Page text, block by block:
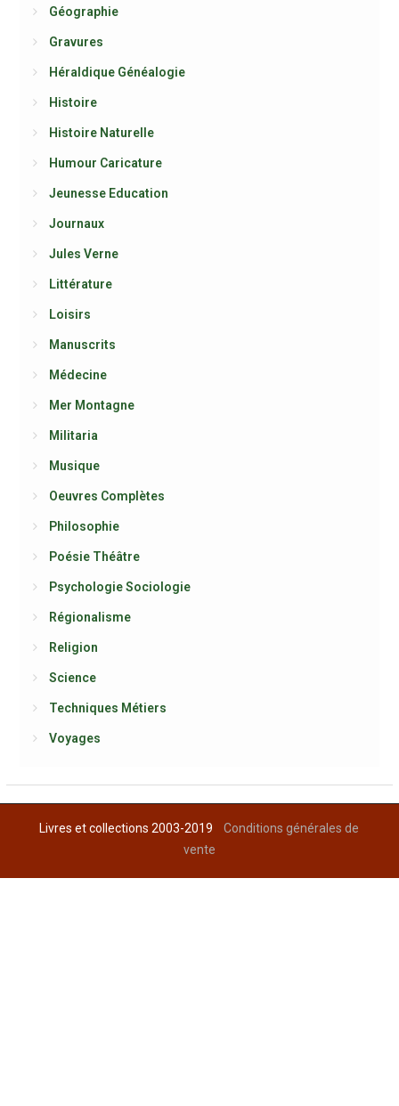
Géographie
Gravures
Héraldique Généalogie
Histoire
Histoire Naturelle
Humour Caricature
Jeunesse Education
Journaux
Jules Verne
Littérature
Loisirs
Manuscrits
Médecine
Mer Montagne
Militaria
Musique
Oeuvres Complètes
Philosophie
Poésie Théâtre
Psychologie Sociologie
Régionalisme
Religion
Science
Techniques Métiers
Voyages
Livres et collections 2003-2019Conditions générales de
vente